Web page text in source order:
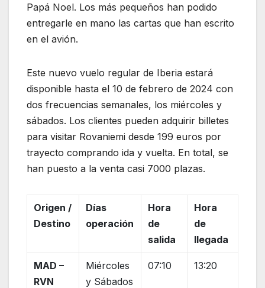
Papá Noel. Los más pequeños han podido
entregarle en mano las cartas que han escrito
en el avión.
Este nuevo vuelo regular de Iberia estará
disponible hasta el 10 de febrero de 2024 con
dos frecuencias semanales, los miércoles y
sábados. Los clientes pueden adquirir billetes
para visitar Rovaniemi desde 199 euros por
trayecto comprando ida y vuelta. En total, se
han puesto a la venta casi 7000 plazas.
Origen /
Destino
Días
operación
Hora
de
salida
Hora
de
llegada
MAD –
RVN
Miércoles
y Sábados
07:10 13:20